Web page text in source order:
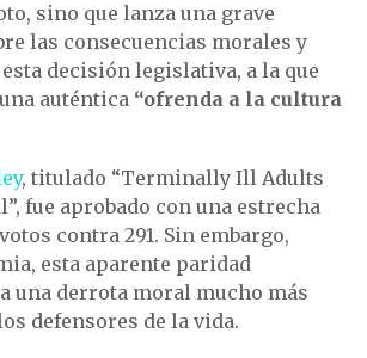
sino que lanza una grave
las consecuencias morales y
decisión legislativa, a la que
auténtica “ofrenda a la cultura
, titulado “Terminally Ill Adults
fue aprobado con una estrecha
contra 291. Sin embargo,
esta aparente paridad
una derrota moral mucho más
defensores de la vida.